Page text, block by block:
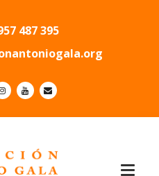
487 395